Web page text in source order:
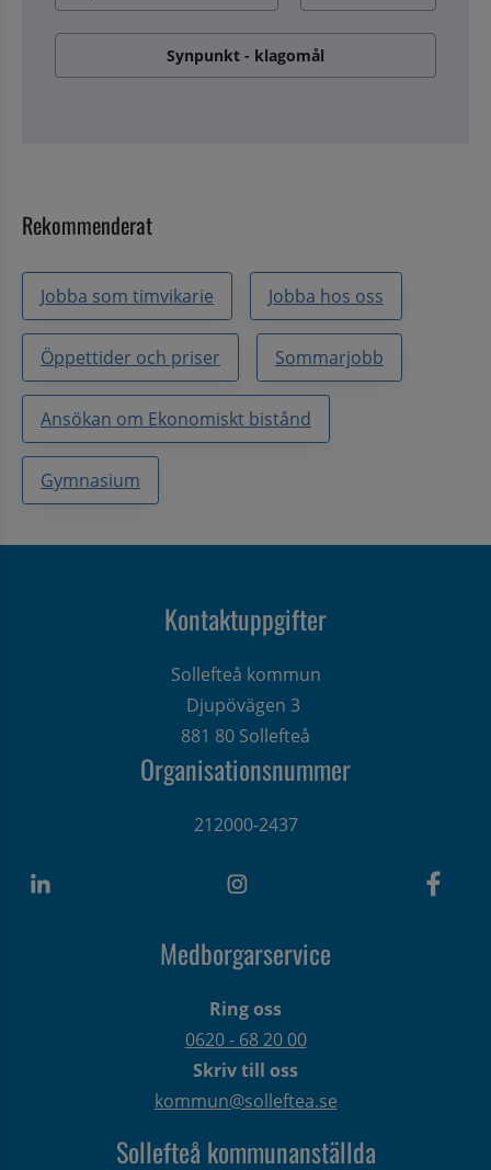
Synpunkt - klagomål
Rekommenderat
Jobba som timvikarie Jobba hos oss
Öppettider och priser Sommarjobb
Ansökan om Ekonomiskt bistånd
Gymnasium
Kontaktuppgifter
Sollefteå kommun
Djupövägen 3
881 80 Sollefteå
Organisationsnummer
212000-2437
Medborgarservice
Ring oss
0620 - 68 20 00
Skriv till oss
kommun@solleftea.se
Sollefteå kommunanställda